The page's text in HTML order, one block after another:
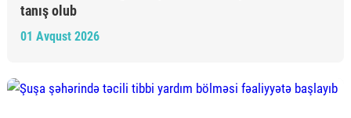
tanış olub
01 Avqust 2026